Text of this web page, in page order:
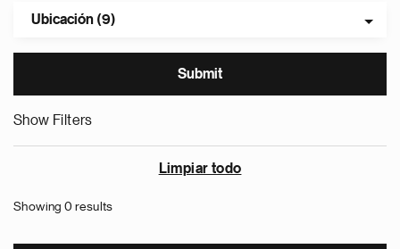
Ubicación (9)
Show Filters
Limpiar todo
Showing 0 results